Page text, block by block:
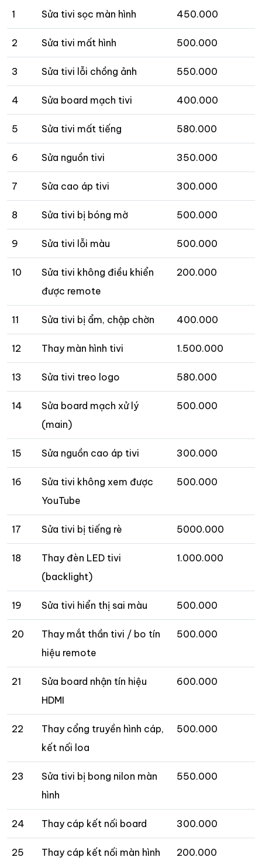
1 Sửa tivi sọc màn hình 450.000
2 Sửa tivi mất hình 500.000
3 Sửa tivi lỗi chồng ảnh 550.000
4 Sửa board mạch tivi 400.000
5 Sửa tivi mất tiếng 580.000
6 Sửa nguồn tivi 350.000
7 Sửa cao áp tivi 300.000
8 Sửa tivi bị bóng mờ 500.000
9 Sửa tivi lỗi màu 500.000
10
Sửa tivi không điều khiển
được remote
200.000
11 Sửa tivi bị ẩm, chập chờn 400.000
12 Thay màn hình tivi 1.500.000
13 Sửa tivi treo logo 580.000
14
Sửa board mạch xử lý
(main)
500.000
15 Sửa nguồn cao áp tivi 300.000
16
Sửa tivi không xem được
YouTube
500.000
17 Sửa tivi bị tiếng rè 5000.000
18
Thay đèn LED tivi
(backlight)
1.000.000
19 Sửa tivi hiển thị sai màu 500.000
20
Thay mắt thần tivi / bo tín
hiệu remote
500.000
21
Sửa board nhận tín hiệu
HDMI
600.000
22
Thay cổng truyền hình cáp,
kết nối loa
500.000
23
Sửa tivi bị bong nilon màn
hình
550.000
24 Thay cáp kết nối board 300.000
25 Thay cáp kết nối màn hình 200.000